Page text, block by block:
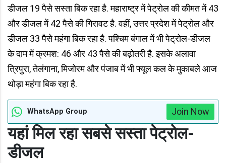
डीजल 19 पैसे सस्ता बिक रहा है. महाराष्ट्र में पेट्रोल की कीमत में 43
और डीजल में 42 पैसे की गिरावट है. वहीं, उत्तर प्रदेश में पेट्रोल और
डीजल 33 पैसे महंगा बिक रहा है. पश्चिम बंगाल में भी पेट्रोल-डीजल
के दाम में क्रमश: 46 और 43 पैसे की बढ़ोतरी है. इसके अलावा
त्रिपुरा, तेलंगाना, मिजोरम और पंजाब में भी फ्यूल कल के मुकाबले आज
थोड़ा महंगा बिक रहा है.
WhatsApp Group Join Now
यहां मिल रहा सबसे सस्ता पेट्रोल-
डीजल